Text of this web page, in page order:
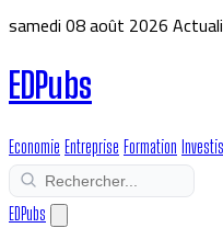
samedi 08 août 2026
EDPubs
Economie Entreprise Formation
EDPubs